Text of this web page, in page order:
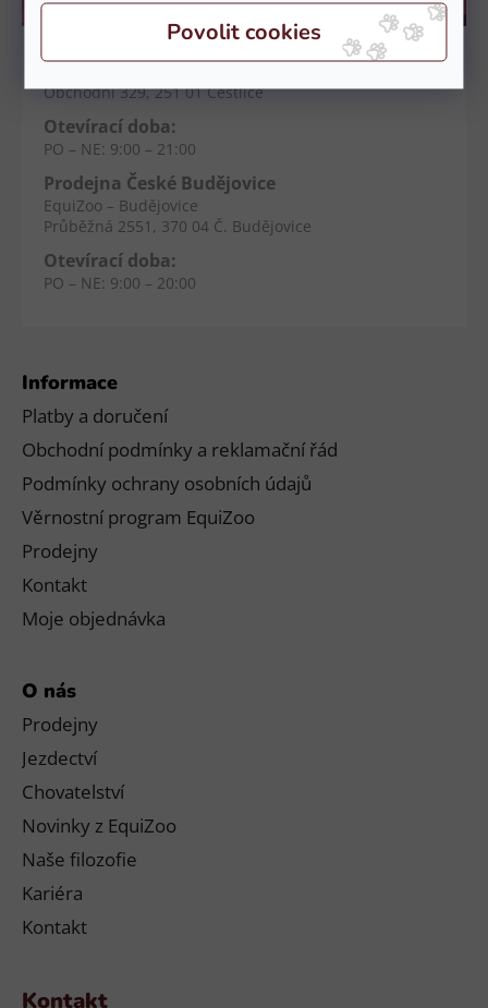
Informace
Platby a doručení
Obchodní podmínky a reklamační řád
Podmínky ochrany osobních údajů
Věrnostní program EquiZoo
Prodejny
Kontakt
Moje objednávka
O nás
Prodejny
Jezdectví
Chovatelství
Novinky z EquiZoo
Naše filozofie
Kariéra
Kontakt
Kontakt
Kamenné prodejny
Obchodní 329, 251 01 Čestlice
Otevírací doba:
PO – NE: 9:00 – 21:00
Prodejna České Budějovice
EquiZoo – Budějovice
Průběžná 2551, 370 04 Č. Budějovice
Otevírací doba:
PO – NE: 9:00 – 20:00